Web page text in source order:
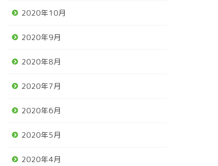
2020年10月
2020年9月
2020年8月
2020年7月
2020年6月
2020年5月
2020年4月